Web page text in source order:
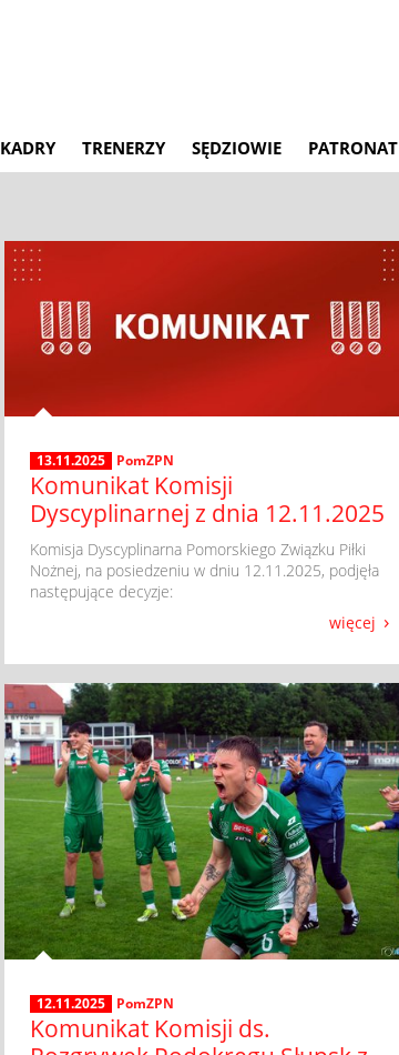
KADRY TRENERZY SĘDZIOWIE PATRONAT
13.11.2025 PomZPN
Komunikat Komisji
Dyscyplinarnej z dnia 12.11.2025
​ Komisja Dyscyplinarna Pomorskiego Związku Piłki
Nożnej, na posiedzeniu w dniu 12.11.2025, podjęła
następujące decyzje:
więcej
12.11.2025 PomZPN
Komunikat Komisji ds.